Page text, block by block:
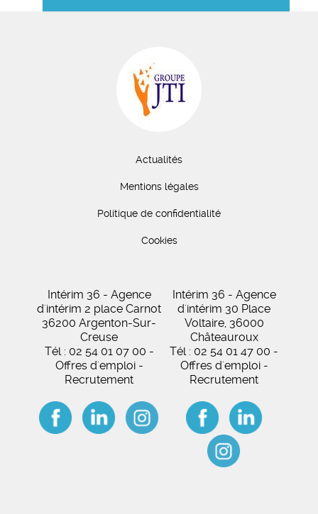
Actualités
Mentions légales
Politique de confidentialité
Cookies
Intérim 36 - Agence
d'intérim 2 place Carnot
36200 Argenton-Sur-
Creuse
Tél : 02 54 01 07 00 -
Offres d'emploi -
Recrutement
Intérim 36 - Agence
d'intérim 30 Place
Voltaire, 36000
Châteauroux
Tél : 02 54 01 47 00 -
Offres d'emploi -
Recrutement